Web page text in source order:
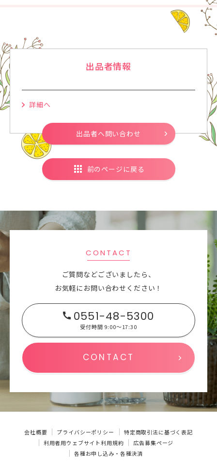
出品者情報
詳細へ
出品者へ問い合わせ
前のページに戻る
CONTACT
ご質問などございましたら、
お気軽にお問い合わせください！
0551-48-5300
受付時間 9:00～17:30
CONTACT
会社概要 プライバシーポリシー
特定商取引法に基づく表記
利用者用ウェブサイト利用規約
広告募集ページ
各種お申し込み・各種決済